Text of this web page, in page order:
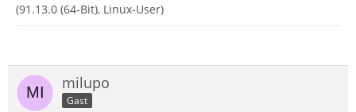
(91.13.0 (64-Bit), Linux-User)
milupo
Gast